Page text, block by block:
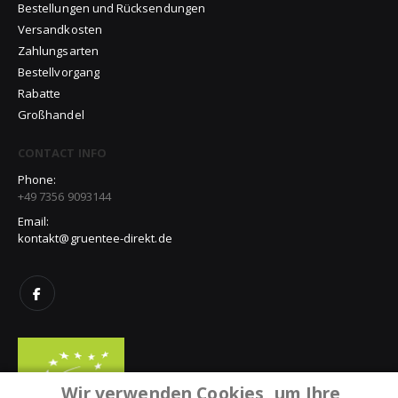
Wir verwenden Cookies, um Ihre
Bestellungen und Rücksendungen
Versandkosten
Zahlungsarten
Bestellvorgang
Rabatte
Großhandel
CONTACT INFO
Phone:
+49 7356 9093144
Email:
kontakt@gruentee-direkt.de